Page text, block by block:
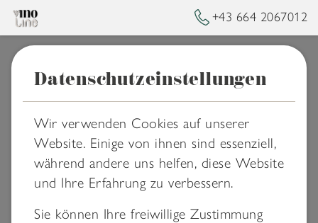
+43 664 2067012
➥ZURÜCK ZUR STARTSEITE
Datenschutzeinstellungen
Wir verwenden Cookies auf unserer
Website. Einige von ihnen sind essenziell,
während andere uns helfen, diese Website
und Ihre Erfahrung zu verbessern.
Sie können Ihre freiwillige Zustimmung